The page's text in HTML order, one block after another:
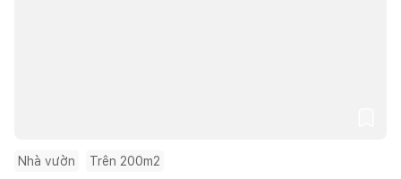
Nhà vườn Trên 200m2